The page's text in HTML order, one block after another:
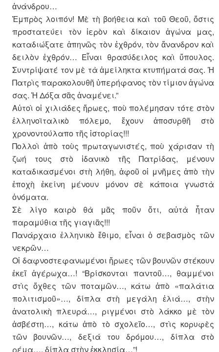
ἀνάνδρου…
Ἐμπρὸς λοιπόν! Μὲ τὴ βοήθεια καὶ τοῦ Θεοῦ, ὅστις
προστατεύει τὸν ἱερὸν καὶ δίκαιον ἀγώνα μας,
καταδιώξατε ἀπηνῶς τὸν ἐχθρόν, τὸν ἄνανδρον καὶ
δειλὸν ἐχθρόν… Εἶναι θρασύδειλος καὶ ὕπουλος.
Συντρίψατέ τον μὲ τὰ ἀμείληκτα κτυπήματά σας. Ἡ
Πατρὶς παρακολουθῆ ὑπερήφανος τὸν τίμιον ἀγώνα
σας. Ἡ Δόξα σᾶς ἀναμένει.”
Αὐτοὶ οἱ χιλιάδες ἥρωες, ποὺ πολέμησαν τότε στὸν
ἑλληνοϊταλικὸ πόλεμο, ἔχουν ἀποσυρθῆ στὸ
χρονοντούλαπο τῆς ἱστορίας!!!
Πολλοὶ ἀπὸ τοὺς πρωταγωνιστές, ποὺ χάρισαν τὴ
ζωή τους στὸ ἰδανικὸ τῆς Πατρίδας, μένουν
καταδικασμένοι στὴ λήθη, ἀφοῦ οἱ μνῆμες ἀπὸ τὴν
ἐποχὴ ἐκείνη μένουν μόνον σὲ κάποια γνωστὰ
ὀνόματα.
Σὲ λίγο καιρὸ θὰ μᾶς ποῦν ὅτι, αὐτὰ ἦταν
παραμύθια τῆς γιαγιᾶς!!!
Πανάρχαιο ἑλληνικὸ ἔθιμο, εἶναι ὁ σεβασμὸς τῶν
νεκρῶν…
Οἱ δαφνοστεφανωμένοι ἥρωες τῶν βουνῶν στέκουν
ἐκεῖ ἀγέρωχα…! “Βρίσκονται παντοῦ…, θαμμένοι
στὶς ὄχθες τῶν ποταμῶν…, κάτω ἀπὸ «παλάτια
πολιτισμοῦ»…, δίπλα στὴ μεγάλη ἐλιά…, στὴν
ἀνατολικὴ πλευρά…, ριγμένοι στὸ λάκκο μὲ τὸν
ἀσβέστη…, κάτω ἀπὸ τὸ σχολεῖο…, στὶς κορυφὲς
τῶν βουνῶν…, δεξιά του δρόμου…, δίπλα στὸ
ρέμα…, δίπλα στὴν ἐκκλησία…”!